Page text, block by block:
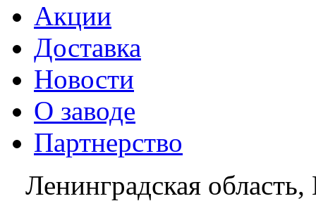
Акции
Доставка
Новости
О заводе
Партнерство
Ленинградская